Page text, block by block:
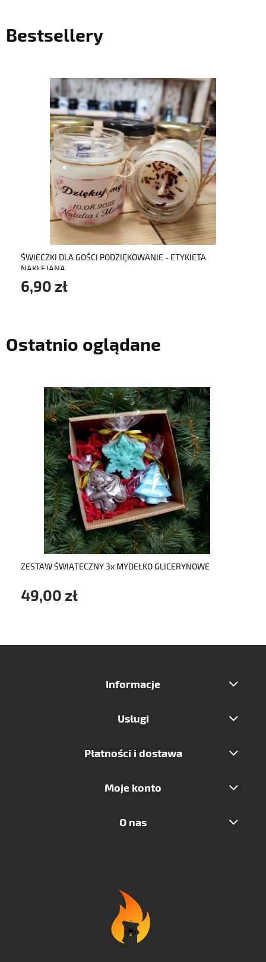
Bestsellery
ŚWIECZKI DLA GOŚCI PODZIĘKOWANIE - ETYKIETA
NAKLEJANA
6,90 zł
do koszyka
Ostatnio oglądane
ZESTAW ŚWIĄTECZNY 3x MYDEŁKO GLICERYNOWE
49,00 zł
do koszyka
Informacje
Usługi
Płatności i dostawa
Moje konto
O nas